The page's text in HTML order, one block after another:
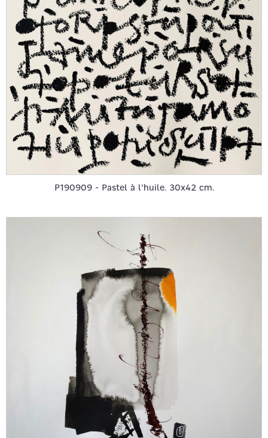
P190909 - Pastel à l’huile. 30x42 cm.